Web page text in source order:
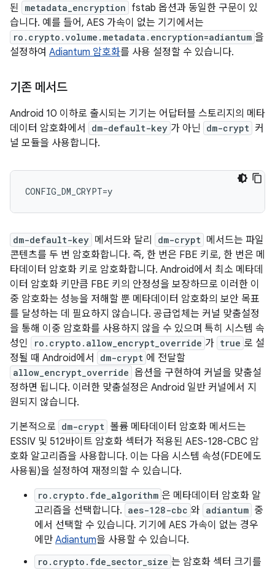
된 metadata_encryption fstab 옵션과 동일한 구문이 있
습니다. 예를 들어, AES 가속이 없는 기기에서는
ro.crypto.volume.metadata.encryption=adiantum 을
설정하여 Adiantum 암호화를 사용 설정할 수 있습니다.
기존 메서드
Android 10 이하로 출시되는 기기는 어답터블 스토리지의 메타
데이터 암호화에서
dm-default-key 가 아닌 dm-crypt 커
널 모듈을 사용합니다.
dm-default-key 메서드와 달리 dm-crypt 메서드는 파일
콘텐츠를 두 번 암호화합니다. 즉, 한 번은 FBE 키로, 한 번은 메
타데이터 암호화 키로 암호화합니다. Android에서 최소 메타데
이터 암호화 키만큼 FBE 키의 안정성을 보장하므로 이러한 이
중 암호화는 성능을 저해할 뿐 메타데이터 암호화의 보안 목표
를 달성하는 데 필요하지 않습니다. 공급업체는 커널 맞춤설정
을 통해 이중 암호화를 사용하지 않을 수 있으며 특히 시스템 속
성인
ro.crypto.allow_encrypt_override 가 true 로 설
정될 때 Android에서
dm-crypt 에 전달할
allow_encrypt_override 옵션을 구현하여 커널을 맞춤설
정하면 됩니다. 이러한 맞춤설정은 Android 일반 커널에서 지
원되지 않습니다.
기본적으로 dm-crypt 볼륨 메타데이터 암호화 메서드는
ESSIV 및 512바이트 암호화 섹터가 적용된 AES-128-CBC 암
호화 알고리즘을 사용합니다. 이는 다음 시스템 속성(FDE에도
사용됨)을 설정하여 재정의할 수 있습니다.
ro.crypto.fde_algorithm 은 메타데이터 암호화 알
고리즘을 선택합니다. aes-128-cbc 와 adiantum 중
에서 선택할 수 있습니다. 기기에 AES 가속이 없는 경우
에만 Adiantum을 사용할 수 있습니다.
ro.crypto.fde_sector_size 는 암호화 섹터 크기를